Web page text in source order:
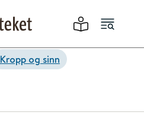
Kropp og sinn